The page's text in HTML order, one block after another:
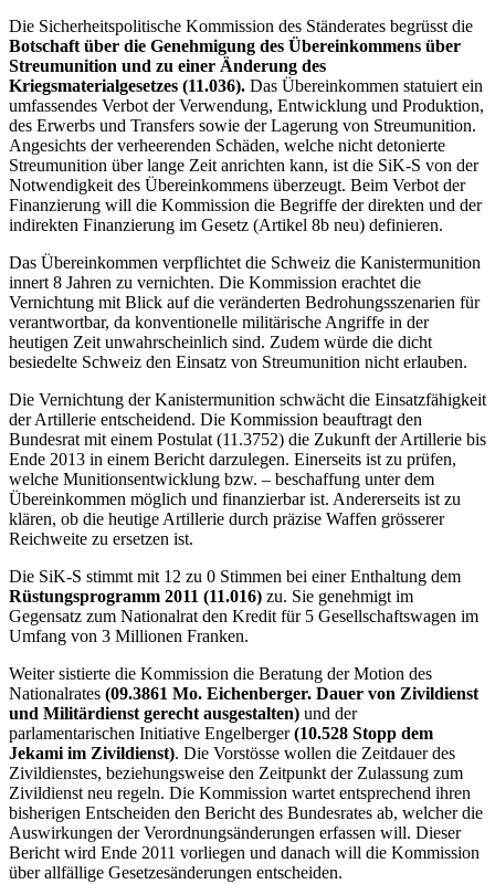
Die Sicherheitspolitische Kommission des Ständerates begrüsst die
Botschaft über die Genehmigung des Übereinkommens über
Streumunition und zu einer Änderung des
Kriegsmaterialgesetzes (11.036). Das Übereinkommen statuiert ein
umfassendes Verbot der Verwendung, Entwicklung und Produktion,
des Erwerbs und Transfers sowie der Lagerung von Streumunition.
Angesichts der verheerenden Schäden, welche nicht detonierte
Streumunition über lange Zeit anrichten kann, ist die SiK-S von der
Notwendigkeit des Übereinkommens überzeugt. Beim Verbot der
Finanzierung will die Kommission die Begriffe der direkten und der
indirekten Finanzierung im Gesetz (Artikel 8b neu) definieren.
Das Übereinkommen verpflichtet die Schweiz die Kanistermunition
innert 8 Jahren zu vernichten. Die Kommission erachtet die
Vernichtung mit Blick auf die veränderten Bedrohungsszenarien für
verantwortbar, da konventionelle militärische Angriffe in der
heutigen Zeit unwahrscheinlich sind. Zudem würde die dicht
besiedelte Schweiz den Einsatz von Streumunition nicht erlauben.
Die Vernichtung der Kanistermunition schwächt die Einsatzfähigkeit
der Artillerie entscheidend. Die Kommission beauftragt den
Bundesrat mit einem Postulat (11.3752) die Zukunft der Artillerie bis
Ende 2013 in einem Bericht darzulegen. Einerseits ist zu prüfen,
welche Munitionsentwicklung bzw. – beschaffung unter dem
Übereinkommen möglich und finanzierbar ist. Andererseits ist zu
klären, ob die heutige Artillerie durch präzise Waffen grösserer
Reichweite zu ersetzen ist.
Die SiK-S stimmt mit 12 zu 0 Stimmen bei einer Enthaltung dem
Rüstungsprogramm 2011 (11.016) zu. Sie genehmigt im
Gegensatz zum Nationalrat den Kredit für 5 Gesellschaftswagen im
Umfang von 3 Millionen Franken.
Weiter sistierte die Kommission die Beratung der Motion des
Nationalrates (09.3861 Mo. Eichenberger. Dauer von Zivildienst
und Militärdienst gerecht ausgestalten) und der
parlamentarischen Initiative Engelberger(10.528 Stopp dem
Jekami im Zivildienst). Die Vorstösse wollen die Zeitdauer des
Zivildienstes, beziehungsweise den Zeitpunkt der Zulassung zum
Zivildienst neu regeln. Die Kommission wartet entsprechend ihren
bisherigen Entscheiden den Bericht des Bundesrates ab, welcher die
Auswirkungen der Verordnungsänderungen erfassen will. Dieser
Bericht wird Ende 2011 vorliegen und danach will die Kommission
über allfällige Gesetzesänderungen entscheiden.